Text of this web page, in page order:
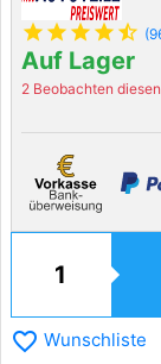
star star star star star_half
Auf Lager
2 Beobachten
favorite_border Wunschliste